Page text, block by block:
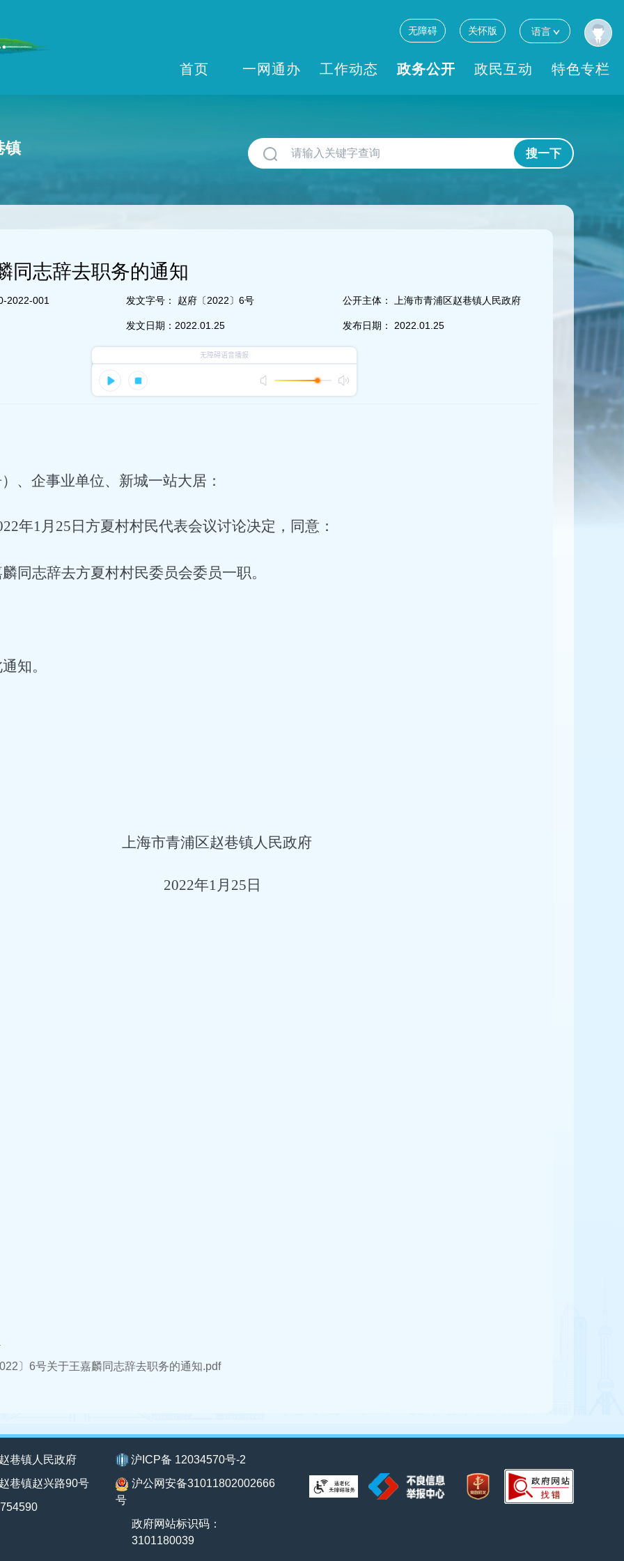
无障碍 关怀版 语言
首页 一网通办 工作动态 政务公开 政民互动 特色专栏
镇 搜一下
同志辞去职务的通知
2022-001 发文字号： 赵府〔2022〕6号
发文日期： 2022.01.25
公开主体： 上海市青浦区赵巷镇人民政府
发布日期： 2022.01.25
、企事业单位、新城一站大居：
年1月25日方夏村村民代表会议讨论决定，同意：
同志辞去方夏村村民委员会委员一职。
知。
上海市青浦区赵巷镇人民政府
2022年1月25日
〕6号关于王嘉麟同志辞去职务的通知.pdf
巷镇人民政府
巷镇赵兴路90号
沪ICP备 12034570号-2
沪公网安备31011802002666
号
政府网站标识码：
3101180039